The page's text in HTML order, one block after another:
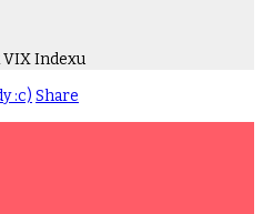
Indexu
:c) Share